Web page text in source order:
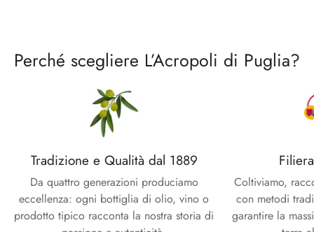
Perché scegliere L’Acropoli di Puglia?
Tradizione e Qualità dal 1889
Da quattro generazioni produciamo
eccellenza: ogni bottiglia di olio, vino o
prodotto tipico racconta la nostra storia di
Coltiviamo,
con metodi
garantire la